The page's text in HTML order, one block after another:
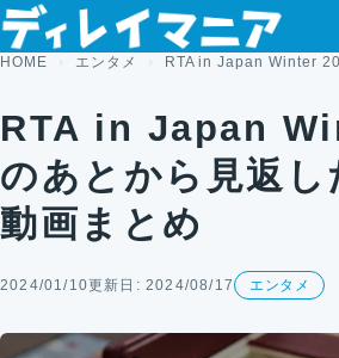
コンテンツへスキップ
HOME エンタメ RTA in Japan Winter
RTA in Japan
のあとから見返し
動画まとめ
2024/01/10更新日: 2024/08/17 エンタメ